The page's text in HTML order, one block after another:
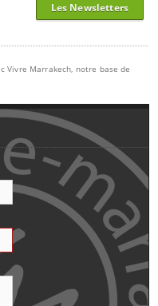
Les Newsletters
Vivre Marrakech, notre base de